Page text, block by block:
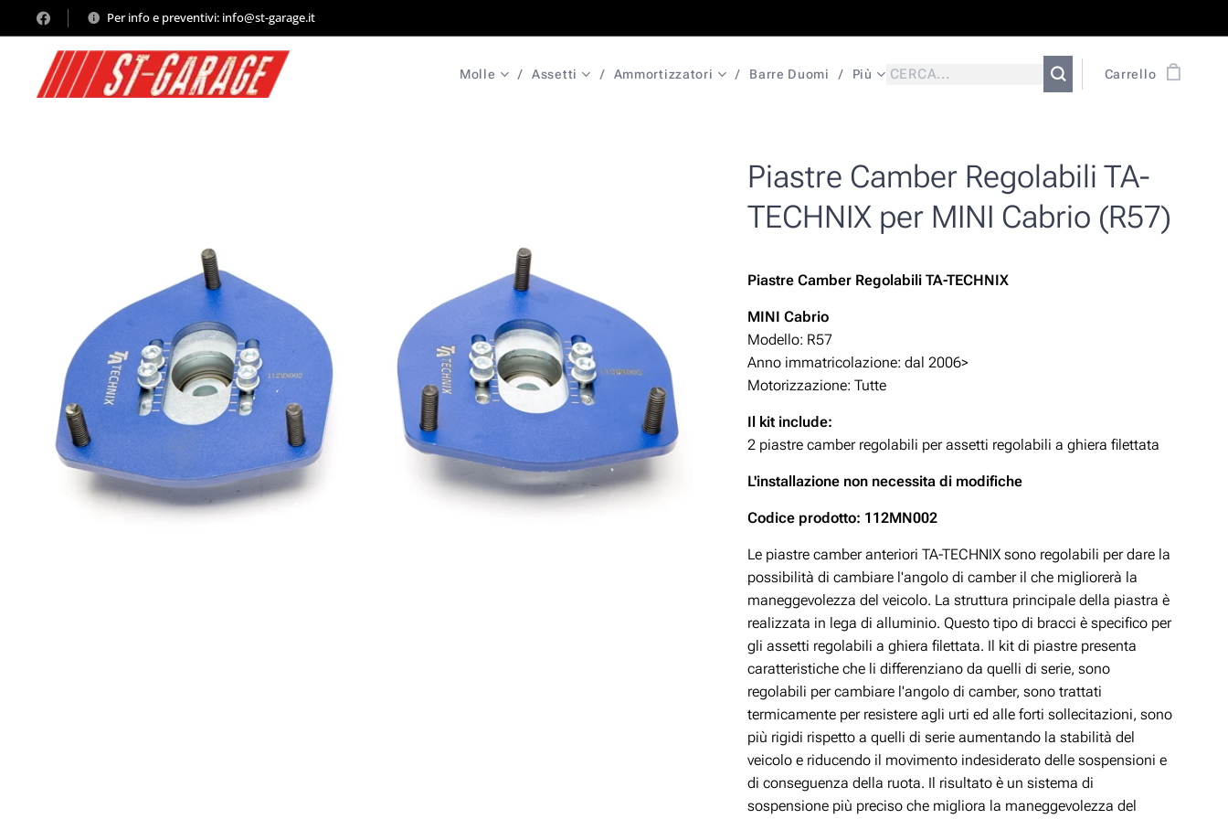
Per info e preventivi: info@st-garage.it
Molle Assetti Ammortizzatori Barre Duomi Più Carrello
Piastre Camber Regolabili TA-
TECHNIX per MINI Cabrio (R57)
Piastre Camber Regolabili TA-TECHNIX
MINI Cabrio
Modello: R57
Anno immatricolazione: dal 2006>
Motorizzazione:Tutte
Il kit include:
2 piastre camber regolabili per assetti regolabili a ghiera filettata
L'installazione non necessita di modifiche
Codice prodotto: 112MN002
Le piastre camber anteriori TA-TECHNIX sono regolabili per dare la
possibilità di cambiare l'angolo di camber il che migliorerà la
maneggevolezza del veicolo. La struttura principale della piastra è
realizzata in lega di alluminio. Questo tipo di bracci è specifico per
gli assetti regolabili a ghiera filettata. Il kit di piastre presenta
caratteristiche che li differenziano da quelli di serie, sono
regolabili per cambiare l'angolo di camber, sono trattati
termicamente per resistere agli urti ed alle forti sollecitazioni, sono
più rigidi rispetto a quelli di serie aumentando la stabilità del
veicolo e riducendo il movimento indesiderato delle sospensioni e
di conseguenza della ruota. Il risultato è un sistema di
sospensione più preciso che migliora la maneggevolezza del